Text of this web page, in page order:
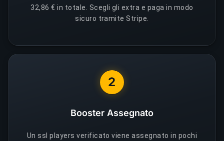
32,86 € in totale. Scegli gli extra e paga in modo
sicuro tramite Stripe.
2
Booster Assegnato
Un ssl players verificato viene assegnato in pochi